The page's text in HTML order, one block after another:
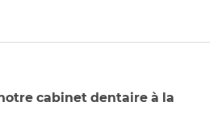
cabinet dentaire à la